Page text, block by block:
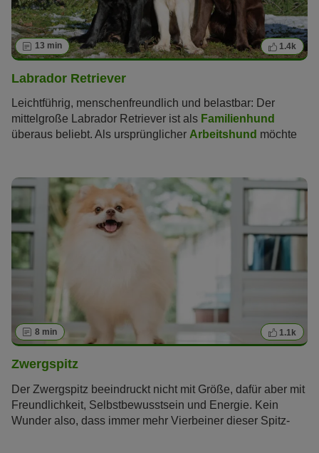
13 min 1.4k
Labrador Retriever
Leichtführig, menschenfreundlich und belastbar: Der
mittelgroße Labrador Retriever ist als Familienhund
überaus beliebt. Als ursprünglicher Arbeitshund möchte
8 min 1.1k
Zwergspitz
Der Zwergspitz beeindruckt nicht mit Größe, dafür aber mit
Freundlichkeit, Selbstbewusstsein und Energie. Kein
Wunder also, dass immer mehr Vierbeiner dieser Spitz-